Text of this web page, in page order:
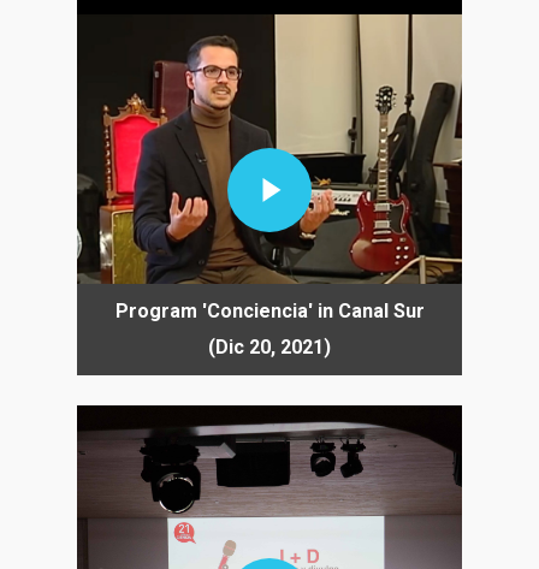
Play Video
Program 'Conciencia' in Canal Sur
(Dic 20, 2021)
Play Video